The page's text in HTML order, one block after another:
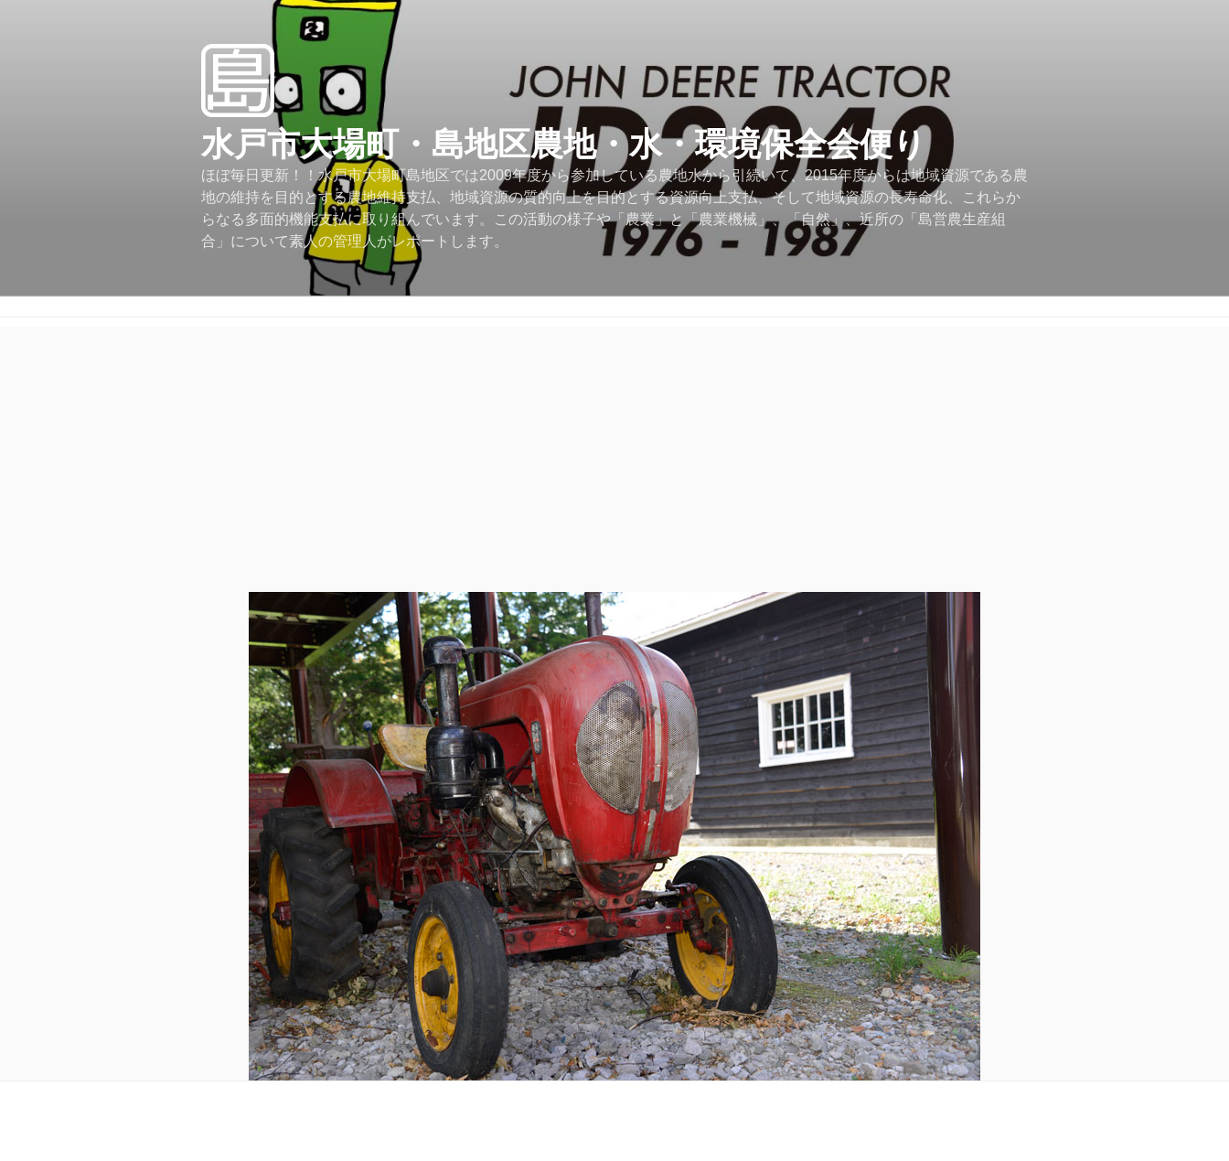
水戸市大場町・島地区農地・水・環境保全会便り
ほぼ毎日更新！！水戸市大場町島地区では2009年度から参加している農地水から引続いて、2015年度からは地域資源である農
地の維持を目的とする農地維持支払、地域資源の質的向上を目的とする資源向上支払、そして地域資源の長寿命化、これらか
らなる多面的機能支払に取り組んでいます。この活動の様子や「農業」と「農業機械」、「自然」、近所の「島営農生産組
合」について素人の管理人がレポートします。